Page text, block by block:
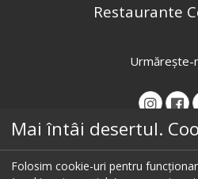
Restaurante
Urmărește-
Mai întâi desertul.
Folosim cookie-uri pentru